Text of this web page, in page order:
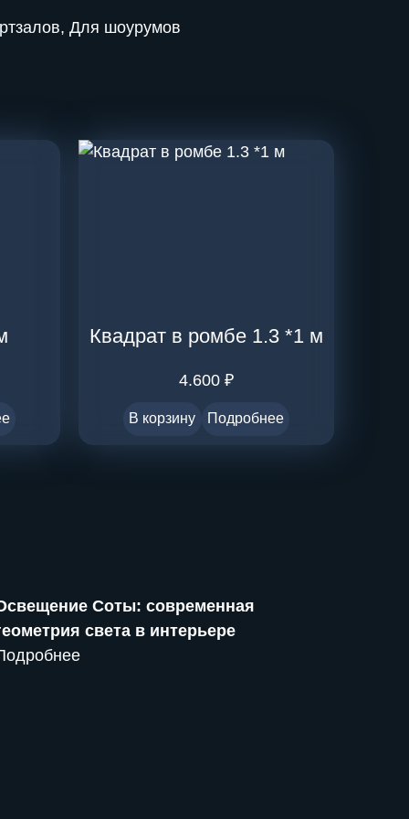
Для шоурумов
Квадрат в ромбе 1.3 *1 м
4.600 ₽
В корзину Подробнее
Соты: современная
света в интерьере